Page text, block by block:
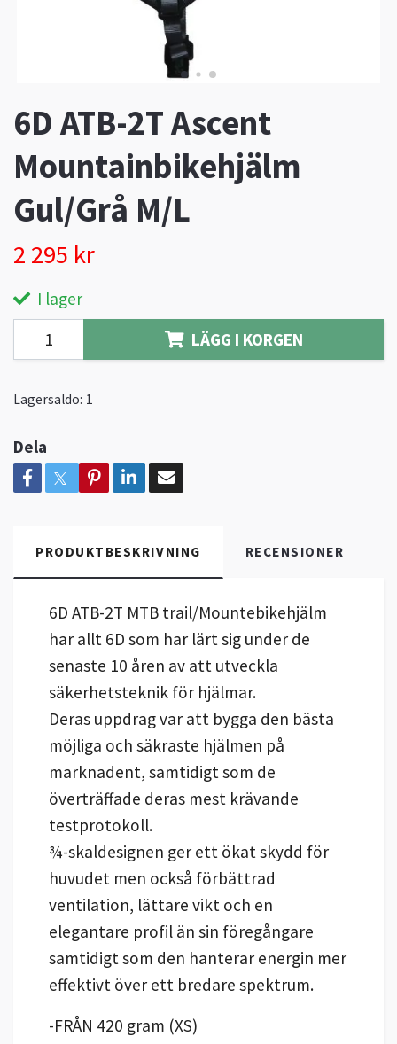
6D ATB-2T Ascent
Mountainbikehjälm
Gul/Grå M/L
2 295 kr
I lager
LÄGG I KORGEN
Lagersaldo: 1
Dela
PRODUKTBESKRIVNING RECENSIONER
6D ATB-2T MTB trail/Mountebikehjälm
har allt 6D som har lärt sig under de
senaste 10 åren av att utveckla
säkerhetsteknik för hjälmar.
Deras uppdrag var att bygga den bästa
möjliga och säkraste hjälmen på
marknadent, samtidigt som de
överträffade deras mest krävande
testprotokoll.
¾-skaldesignen ger ett ökat skydd för
huvudet men också förbättrad
ventilation, lättare vikt och en
elegantare profil än sin föregångare
samtidigt som den hanterar energin mer
effektivt över ett bredare spektrum.
-FRÅN 420 gram (XS)